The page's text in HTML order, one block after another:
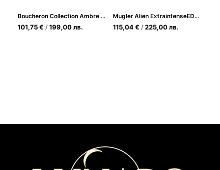
Boucheron Collection Ambre D'Alexandrie EDP 125ml за Мъже и Жени
101,75€ /199,00лв.
Mugler Alien ExtraintenseEDP 90 ml-25
115,04€ /225,00лв.